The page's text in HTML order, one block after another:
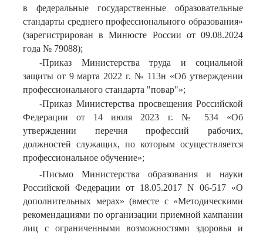
в федеральные государственные образовательные
стандарты среднего профессионального образования»
(зарегистрирован в Минюсте России от 09.08.2024
года № 79088);
-Приказ Министерства труда и социальной
защиты от 9 марта 2022 г. № 113н «Об утверждении
профессионального стандарта "повар"»;
-Приказ Министерства просвещения Российской
Федерации от 14 июля 2023 г. № 534 «Об
утверждении перечня профессий рабочих,
должностей служащих, по которым осуществляется
профессиональное обучение»;
-Письмо Министерства образования и науки
Российской Федерации от 18.05.2017 N 06-517 «О
дополнительных мерах» (вместе с «Методическими
рекомендациями по организации приемной кампании
лиц с ограниченными возможностями здоровья и